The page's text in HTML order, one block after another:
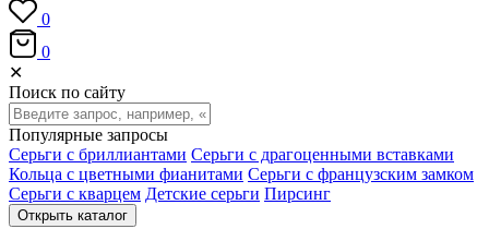
0
0
✕
Поиск по сайту
Популярные запросы
Серьги с бриллиантами Серьги с драгоценными вставками
Кольца с цветными фианитами Серьги с французским замком
Серьги с кварцем Детские серьги Пирсинг
Открыть каталог